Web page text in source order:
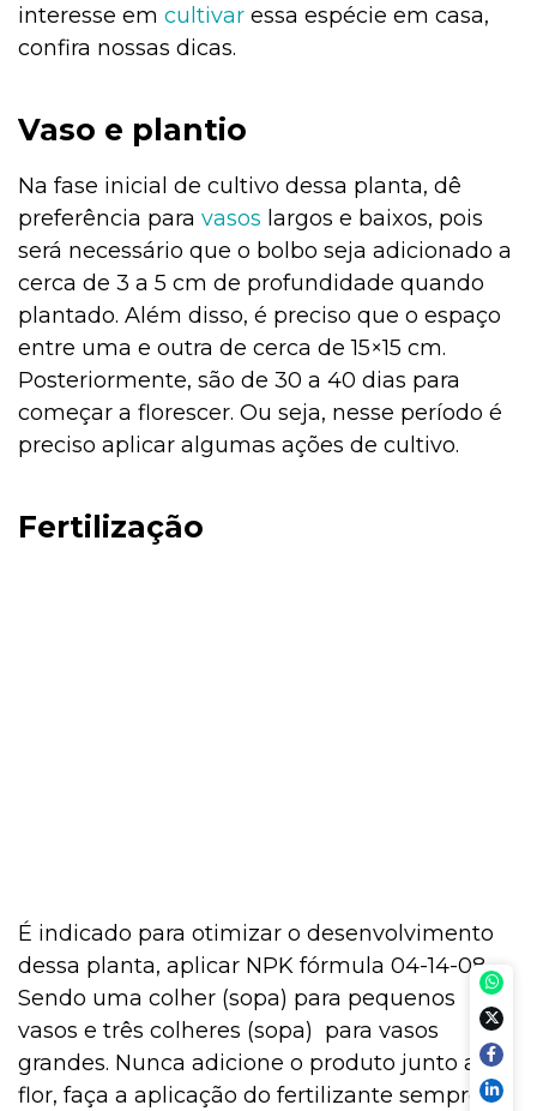
interesse em cultivar essa espécie em casa,
confira nossas dicas.
Vaso e plantio
Na fase inicial de cultivo dessa planta, dê
preferência para vasos largos e baixos, pois
será necessário que o bolbo seja adicionado a
cerca de 3 a 5 cm de profundidade quando
plantado. Além disso, é preciso que o espaço
entre uma e outra de cerca de 15×15 cm.
Posteriormente, são de 30 a 40 dias para
começar a florescer. Ou seja, nesse período é
preciso aplicar algumas ações de cultivo.
Fertilização
É indicado para otimizar o desenvolvimento
dessa planta, aplicar NPK fórmula 04-14-08.
Sendo uma colher (sopa) para pequenos
vasos e três colheres (sopa) para vasos
grandes. Nunca adicione o produto junto a
flor, faça a aplicação do fertilizante sempre ao